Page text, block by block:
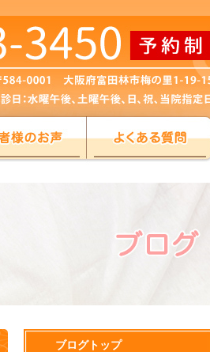
ブログトップ